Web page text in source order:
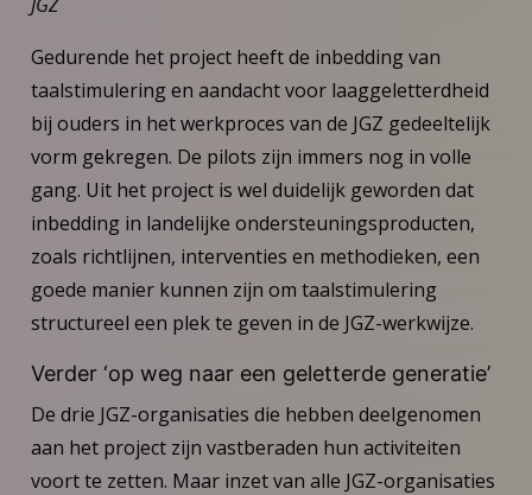
Gedurende het project heeft de inbedding van
taalstimulering en aandacht voor laaggeletterdheid
bij ouders in het werkproces van de JGZ gedeeltelijk
vorm gekregen. De pilots zijn immers nog in volle
gang. Uit het project is wel duidelijk geworden dat
inbedding in landelijke ondersteuningsproducten,
zoals richtlijnen, interventies en methodieken, een
goede manier kunnen zijn om taalstimulering
structureel een plek te geven in de JGZ-werkwijze.
Verder ‘op weg naar een geletterde generatie’
De drie JGZ-organisaties die hebben deelgenomen
aan het project zijn vastberaden hun activiteiten
voort te zetten. Maar inzet van alle JGZ-organisaties